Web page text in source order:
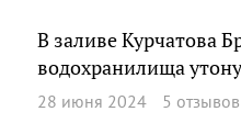
В заливе Курчатова
водохранилища
28 июня 2024 5 отзывов